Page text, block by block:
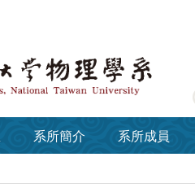
系所簡介 系所成員